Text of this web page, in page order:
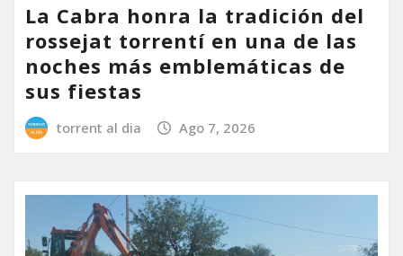
La Cabra honra la tradición del
rossejat torrentí en una de las
noches más emblemáticas de
sus fiestas
torrent al dia Ago 7, 2026